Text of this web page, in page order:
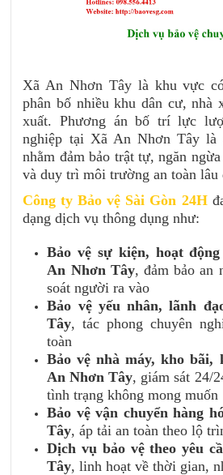
Xã An Nhơn Tây là khu vực
phân bố nhiều khu dân cư, nhà
xuất. Phương án bố trí lực
nghiệp tại Xã An Nhơn Tây là
nhằm đảm bảo trật tự, ngăn
và duy trì môi trường an toàn lâu
Công ty Bảo vệ Sài Gòn 24H
dạng dịch vụ thông dụng như:
Bảo vệ sự kiện, hoạt
An Nhơn Tây, đảm bảo an
soát người ra vào
Bảo vệ yếu nhân, lãnh
Tây, tác phong chuyên
toàn
Bảo vệ nhà máy, kho
An Nhơn Tây, giám sát 24/
tình trạng không mong muốn
Bảo vệ vận chuyển hàng
Tây, áp tải an toàn theo lộ
Dịch vụ bảo vệ theo yêu
Tây, linh hoạt về thời gian,